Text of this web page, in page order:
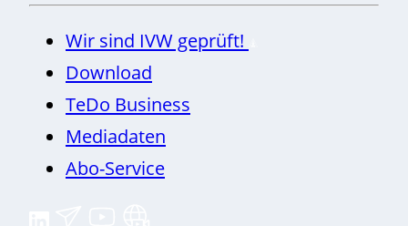
Wir sind IVW geprüft!
Download
TeDo Business
Mediadaten
Abo-Service